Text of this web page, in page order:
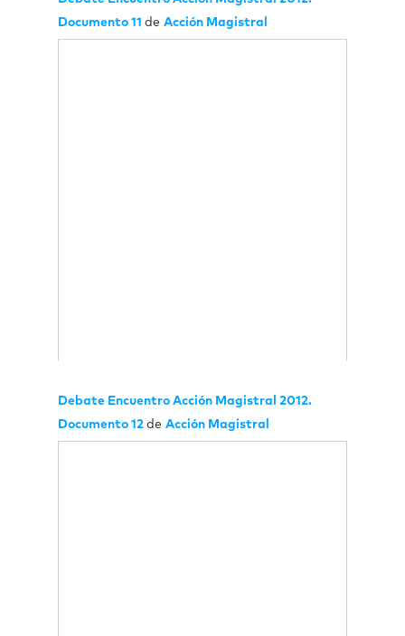
Documento 11 de Acción Magistral
Debate Encuentro Acción Magistral 2012.
Documento 12 de Acción Magistral